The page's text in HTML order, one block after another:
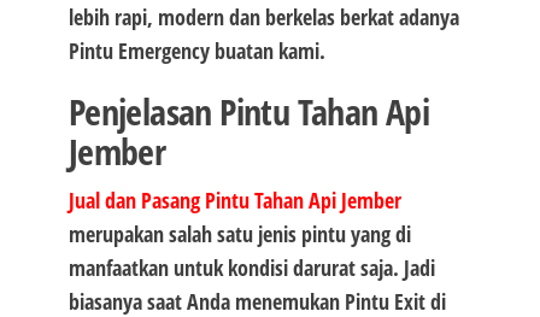
lebih rapi, modern dan berkelas berkat adanya
Pintu Emergency buatan kami.
Penjelasan Pintu Tahan Api
Jember
Jual dan Pasang Pintu Tahan Api Jember
merupakan salah satu jenis pintu yang di
manfaatkan untuk kondisi darurat saja. Jadi
biasanya saat Anda menemukan Pintu Exit di